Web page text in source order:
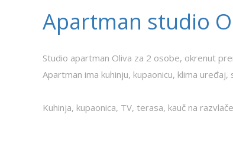
Apartman studio
Studio apartman Oliva za 2 osobe, okrenut
Apartman ima kuhinju, kupaonicu, klima
Kuhinja, kupaonica, TV, terasa, kauč na